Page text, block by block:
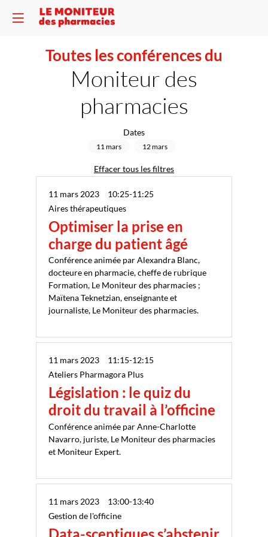
Toutes les conférences du
Moniteur des
pharmacies
Dates
11 mars 12 mars
Effacer tous les filtres
11 mars 2023 10:25-11:25
Aires thérapeutiques
Optimiser la prise en
charge du patient âgé
Conférence animée par Alexandra Blanc,
docteure en pharmacie, cheffe de rubrique
Formation, Le Moniteur des pharmacies ;
Maïtena Teknetzian, enseignante et
journaliste, Le Moniteur des pharmacies.
11 mars 2023 11:15-12:15
Ateliers Pharmagora Plus
Législation : le quiz du
droit du travail à l’officine
Conférence animée par Anne-Charlotte
Navarro, juriste, Le Moniteur des pharmacies
et Moniteur Expert.
11 mars 2023 13:00-13:40
Gestion de l'officine